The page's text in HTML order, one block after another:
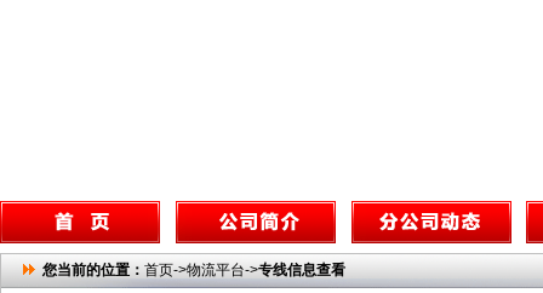
您当前的位置： 首页->物流平台->专线信息查看